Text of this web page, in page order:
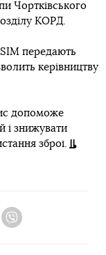
Чортківського
КОРД.
передають
керівництву
допоможе
і знижувати
зброї.
Viber